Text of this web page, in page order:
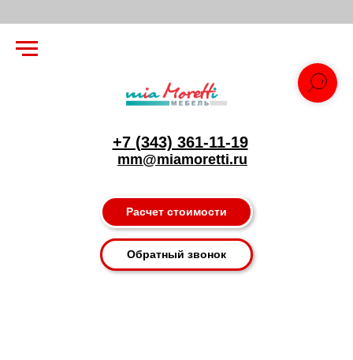
+7 (343) 361-11-19
mm@miamoretti.ru
Расчет стоимости
Обратный звонок